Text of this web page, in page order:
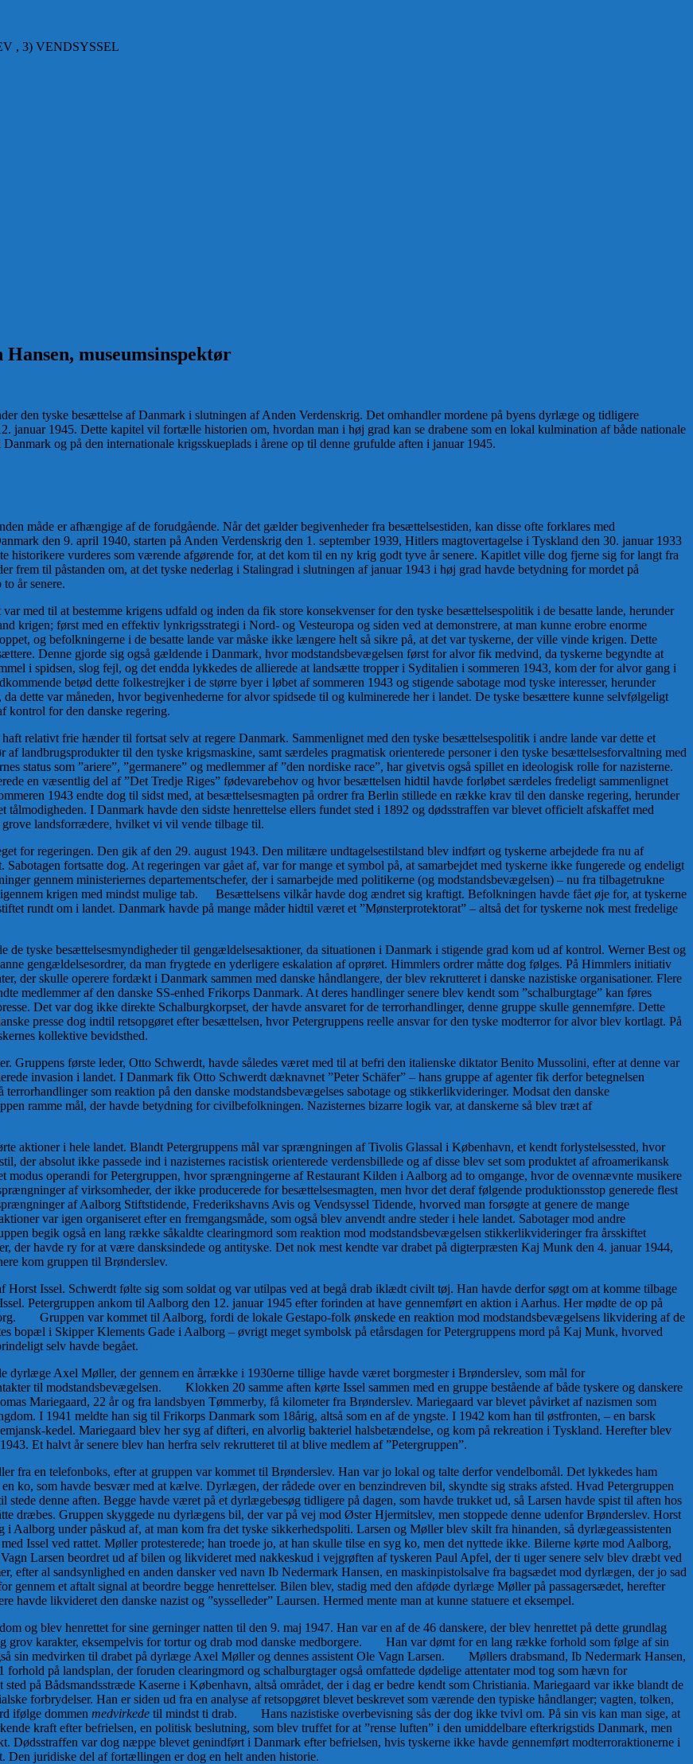
, 3) VENDSYSSEL
museumsinspektør
den tyske besættelse af Danmark i slutningen af Anden Verdenskrig. Det omhandler mordene på byens dyrlæge og tidligere
januar 1945. Dette kapitel vil fortælle historien om, hvordan man i høj grad kan se drabene som en lokal kulmination af både nationale
og på den internationale krigsskueplads i årene op til denne grufulde aften i januar 1945.
måde er afhængige af de forudgående. Når det gælder begivenheder fra besættelsestiden, kan disse ofte forklares med
den 9. april 1940, starten på Anden Verdenskrig den 1. september 1939, Hitlers magtovertagelse i Tyskland den 30. januar 1933
historikere vurderes som værende afgørende for, at det kom til en ny krig godt tyve år senere. Kapitlet ville dog fjerne sig for langt fra
frem til påstanden om, at det tyske nederlag i Stalingrad i slutningen af januar 1943 i høj grad havde betydning for mordet på
år senere.
med til at bestemme krigens udfald og inden da fik store konsekvenser for den tyske besættelsespolitik i de besatte lande, herunder
krigen; først med en effektiv lynkrigsstrategi i Nord- og Vesteuropa og siden ved at demonstrere, at man kunne erobre enorme
og befolkningerne i de besatte lande var måske ikke længere helt så sikre på, at det var tyskerne, der ville vinde krigen. Dette
Denne gjorde sig også gældende i Danmark, hvor modstandsbevægelsen først for alvor fik medvind, da tyskerne begyndte at
i spidsen, slog fejl, og det endda lykkedes de allierede at landsætte tropper i Syditalien i sommeren 1943, kom der for alvor gang i
betød dette folkestrejker i de større byer i løbet af sommeren 1943 og stigende sabotage mod tyske interesser, herunder
dette var måneden, hvor begivenhederne for alvor spidsede til og kulminerede her i landet. De tyske besættere kunne selvfølgeligt
kontrol for den danske regering.
relativt frie hænder til fortsat selv at regere Danmark. Sammenlignet med den tyske besættelsespolitik i andre lande var dette et
landbrugsprodukter til den tyske krigsmaskine, samt særdeles pragmatisk orienterede personer i den tyske besættelsesforvaltning med
status som ”ariere”, ”germanere” og medlemmer af ”den nordiske race”, har givetvis også spillet en ideologisk rolle for nazisterne.
en væsentlig del af ”Det Tredje Riges” fødevarebehov og hvor besættelsen hidtil havde forløbet særdeles fredeligt sammenlignet
1943 endte dog til sidst med, at besættelsesmagten på ordrer fra Berlin stillede en række krav til den danske regering, herunder
tålmodigheden. I Danmark havde den sidste henrettelse ellers fundet sted i 1892 og dødsstraffen var blevet officielt afskaffet med
landsforrædere, hvilket vi vil vende tilbage til.
for regeringen. Den gik af den 29. august 1943. Den militære undtagelsestilstand blev indført og tyskerne arbejdede fra nu af
fortsatte dog. At regeringen var gået af, var for mange et symbol på, at samarbejdet med tyskerne ikke fungerede og endeligt
gennem ministeriernes departementschefer, der i samarbejde med politikerne (og modstandsbevægelsen) – nu fra tilbagetrukne
krigen med mindst mulige tab.
Besættelsens vilkår havde dog ændret sig kraftigt. Befolkningen havde fået øje for, at tyskerne
rundt om i landet. Danmark havde på mange måder hidtil været et ”Mønsterprotektorat” – altså det for tyskerne nok mest fredelige
tyske besættelsesmyndigheder til gengældelsesaktioner, da situationen i Danmark i stigende grad kom ud af kontrol. Werner Best og
gengældelsesordrer, da man frygtede en yderligere eskalation af oprøret. Himmlers ordrer måtte dog følges. På Himmlers initiativ
der skulle operere fordækt i Danmark sammen med danske håndlangere, der blev rekrutteret i danske nazistiske organisationer. Flere
medlemmer af den danske SS-enhed Frikorps Danmark. At deres handlinger senere blev kendt som ”schalburgtage” kan føres
Det var dog ikke direkte Schalburgkorpset, der havde ansvaret for de terrorhandlinger, denne gruppe skulle gennemføre. Dette
presse dog indtil retsopgøret efter besættelsen, hvor Petergruppens reelle ansvar for den tyske modterror for alvor blev kortlagt. På
kollektive bevidsthed.
Gruppens første leder, Otto Schwerdt, havde således været med til at befri den italienske diktator Benito Mussolini, efter at denne var
invasion i landet. I Danmark fik Otto Schwerdt dæknavnet ”Peter Schäfer” – hans gruppe af agenter fik derfor betegnelsen
som reaktion på den danske modstandsbevægelses sabotage og stikkerlikvideringer. Modsat den danske
ramme mål, der havde betydning for civilbefolkningen. Nazisternes bizarre logik var, at danskerne så blev træt af
aktioner i hele landet. Blandt Petergruppens mål var sprængningen af Tivolis Glassal i København, et kendt forlystelsessted, hvor
der absolut ikke passede ind i nazisternes racistisk orienterede verdensbillede og af disse blev set som produktet af afroamerikansk
modus operandi for Petergruppen, hvor sprængningerne af Restaurant Kilden i Aalborg ad to omgange, hvor de ovennævnte musikere
af virksomheder, der ikke producerede for besættelsesmagten, men hvor det deraf følgende produktionsstop generede flest
af Aalborg Stiftstidende, Frederikshavns Avis og Vendsyssel Tidende, hvorved man forsøgte at genere de mange
var igen organiseret efter en fremgangsmåde, som også blev anvendt andre steder i hele landet. Sabotager mod andre
begik også en lang række såkaldte clearingmord som reaktion mod modstandsbevægelsen stikkerlikvideringer fra årsskiftet
der havde ry for at være dansksindede og antityske. Det nok mest kendte var drabet på digterpræsten Kaj Munk den 4. januar 1944,
kom gruppen til Brønderslev.
Horst Issel. Schwerdt følte sig som soldat og var utilpas ved at begå drab iklædt civilt tøj. Han havde derfor søgt om at komme tilbage
Petergruppen ankom til Aalborg den 12. januar 1945 efter forinden at have gennemført en aktion i Aarhus. Her mødte de op på
Gruppen var kommet til Aalborg, fordi de lokale Gestapo-folk ønskede en reaktion mod modstandsbevægelsens likvidering af de
bopæl i Skipper Klements Gade i Aalborg – øvrigt meget symbolsk på etårsdagen for Petergruppens mord på Kaj Munk, hvorved
selv havde begået.
dyrlæge Axel Møller, der gennem en årrække i 1930erne tillige havde været borgmester i Brønderslev, som mål for
til modstandsbevægelsen.
Klokken 20 samme aften kørte Issel sammen med en gruppe bestående af både tyskere og danskere
Mariegaard, 22 år og fra landsbyen Tømmerby, få kilometer fra Brønderslev. Mariegaard var blevet påvirket af nazismen som
I 1941 meldte han sig til Frikorps Danmark som 18årig, altså som en af de yngste. I 1942 kom han til østfronten, – en barsk
kedel. Mariegaard blev her syg af difteri, en alvorlig bakteriel halsbetændelse, og kom på rekreation i Tyskland. Herefter blev
Et halvt år senere blev han herfra selv rekrutteret til at blive medlem af ”Petergruppen”.
fra en telefonboks, efter at gruppen var kommet til Brønderslev. Han var jo lokal og talte derfor vendelbomål. Det lykkedes ham
ko, som havde besvær med at kælve. Dyrlægen, der rådede over en benzindreven bil, skyndte sig straks afsted. Hvad Petergruppen
denne aften. Begge havde været på et dyrlægebesøg tidligere på dagen, som havde trukket ud, så Larsen havde spist til aften hos
dræbes. Gruppen skyggede nu dyrlægens bil, der var på vej mod Øster Hjermitslev, men stoppede denne udenfor Brønderslev. Horst
Aalborg under påskud af, at man kom fra det tyske sikkerhedspoliti. Larsen og Møller blev skilt fra hinanden, så dyrlægeassistenten
Issel ved rattet. Møller protesterede; han troede jo, at han skulle tilse en syg ko, men det nyttede ikke. Bilerne kørte mod Aalborg,
Larsen beordret ud af bilen og likvideret med nakkeskud i vejgrøften af tyskeren Paul Apfel, der ti uger senere selv blev dræbt ved
efter al sandsynlighed en anden dansker ved navn Ib Nedermark Hansen, en maskinpistolsalve fra bagsædet mod dyrlægen, der jo sad
gennem et aftalt signal at beordre begge henrettelser. Bilen blev, stadig med den afdøde dyrlæge Møller på passagersædet, herefter
havde likvideret den danske nazist og ”sysselleder” Laursen. Hermed mente man at kunne statuere et eksempel.
og blev henrettet for sine gerninger natten til den 9. maj 1947. Han var en af de 46 danskere, der blev henrettet på dette grundlag
karakter, eksempelvis for tortur og drab mod danske medborgere.
Han var dømt for en lang række forhold som følge af sin
sin medvirken til drabet på dyrlæge Axel Møller og dennes assistent Ole Vagn Larsen.
Møllers drabsmand, Ib Nedermark Hansen,
på landsplan, der foruden clearingmord og schalburgtager også omfattede dødelige attentater mod tog som hævn for
på Bådsmandsstræde Kaserne i København, altså området, der i dag er bedre kendt som Christiania. Mariegaard var ikke blandt de
forbrydelser. Han er siden ud fra en analyse af retsopgøret blevet beskrevet som værende den typiske håndlanger; vagten, tolken,
ifølge dommen medvirkede til mindst ti drab.
Hans nazistiske overbevisning sås der dog ikke tvivl om. På sin vis kan man sige, at
kraft efter befrielsen, en politisk beslutning, som blev truffet for at ”rense luften” i den umiddelbare efterkrigstids Danmark, men
Dødsstraffen var dog næppe blevet genindført i Danmark efter befrielsen, hvis tyskerne ikke havde gennemført modterroraktionerne i
Den juridiske del af fortællingen er dog en helt anden historie.